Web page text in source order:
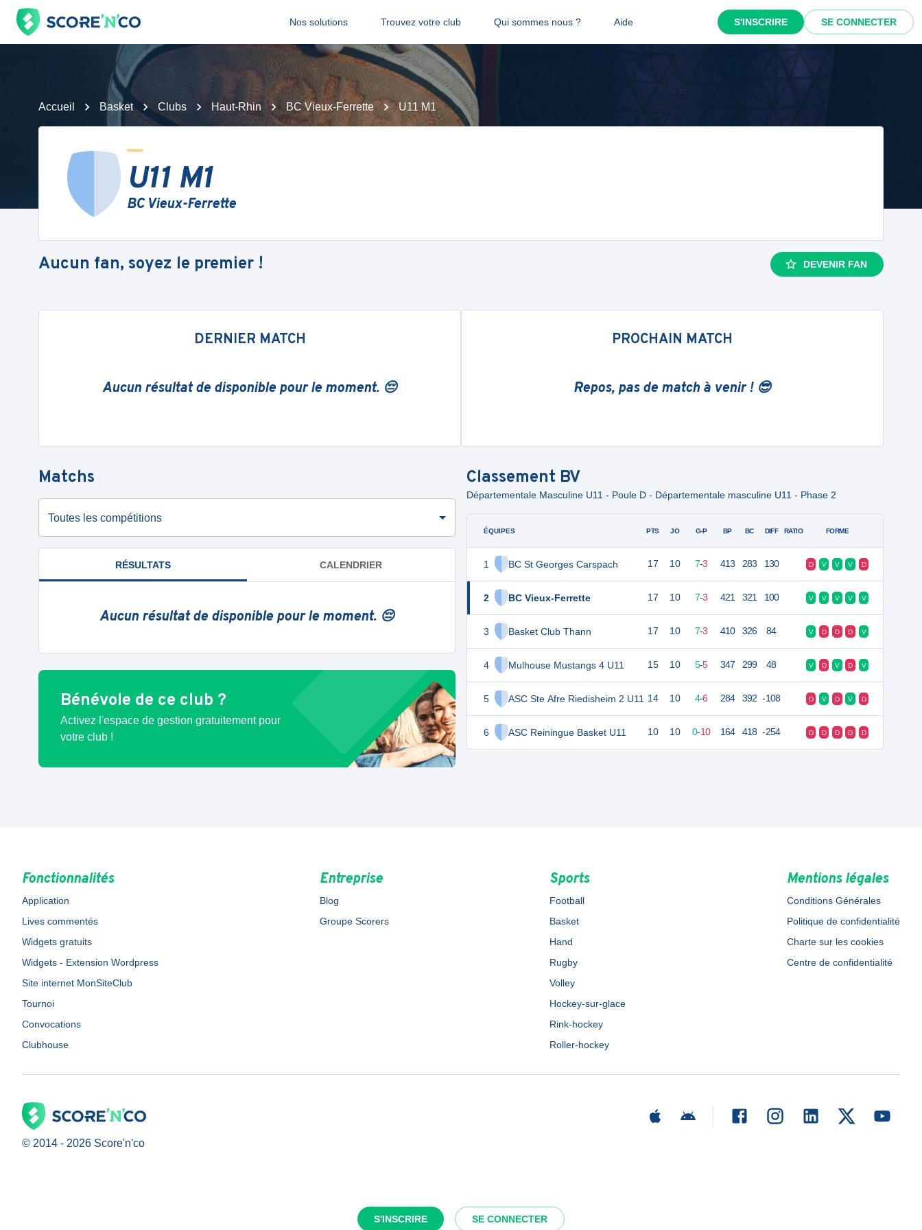
Nos solutions Trouvez votre club Qui sommes nous ? Aide S'INSCRIRE SE CONNECTER
S'INSCRIRE SE CONNECTER
Accueil Basket Clubs Haut-Rhin BC Vieux-Ferrette U11 M1
U11 M1
BC Vieux-Ferrette
Aucun fan, soyez le premier ! DEVENIR FAN
DERNIER MATCH
Aucun résultat de disponible pour le moment. 😔
PROCHAIN MATCH
Repos, pas de match à venir ! 😎
Matchs
Toutes les compétitions
RÉSULTATS CALENDRIER
Aucun résultat de disponible pour le moment. 😔
Bénévole de ce club ?
Activez l'espace de gestion gratuitement pour
votre club !
Classement BV
Départementale Masculine U11 - Poule D - Départementale masculine U11 - Phase 2
ÉQUIPES
1 BC St Georges Carspach
2 BC Vieux-Ferrette
3 Basket Club Thann
4 Mulhouse Mustangs 4 U11
5 ASC Ste Afre Riedisheim 2 U11
6 ASC Reiningue Basket U11
PTS JO G-P BP BC DIFF RATIO FORME
17 10 7-3 413 283 130 D V V V D
17 10 7-3 421 321 100 V V V V V
17 10 7-3 410 326 84 V D D D V
15 10 5-5 347 299 48 V D V D V
14 10 4-6 284 392 -108 D V D V D
10 10 0-10 164 418 -254 D D D D D
Fonctionnalités
Application
Lives commentés
Widgets gratuits
Widgets - Extension Wordpress
Site internet MonSiteClub
Tournoi
Convocations
Clubhouse
Entreprise
Blog
Groupe Scorers
Sports
Football
Basket
Hand
Rugby
Volley
Hockey-sur-glace
Rink-hockey
Roller-hockey
Mentions légales
Conditions Générales
Politique de confidentialité
Charte sur les cookies
Centre de confidentialité
© 2014 - 2026 Score'n'co